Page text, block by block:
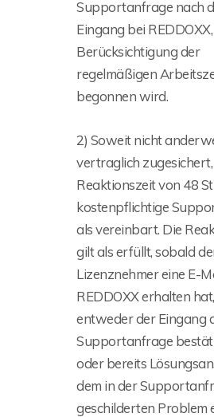
Supportanfrage nach
Eingang bei
Berücksichtigung der
regelmäßigen
begonnen wird.
2) Soweit nicht
vertraglich
Reaktionszeit von 48
kostenpflichtige
als vereinbart. Die
gilt als erfüllt, sobald
Lizenznehmer eine E-
REDDOXX erhalten
entweder der Eingang
Supportanfrage
oder bereits
dem in der
geschilderten Problem